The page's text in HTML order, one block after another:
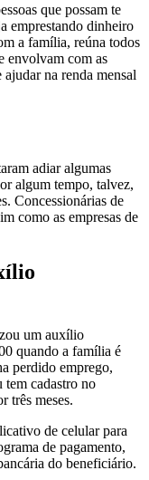
que possam te
emprestando dinheiro
a família, reúna todos
envolvam com as
na renda mensal
adiar algumas
algum tempo, talvez,
Concessionárias de
como as empresas de
um auxílio
quando a família é
perdido emprego,
tem cadastro no
três meses.
de celular para
de pagamento,
do beneficiário.